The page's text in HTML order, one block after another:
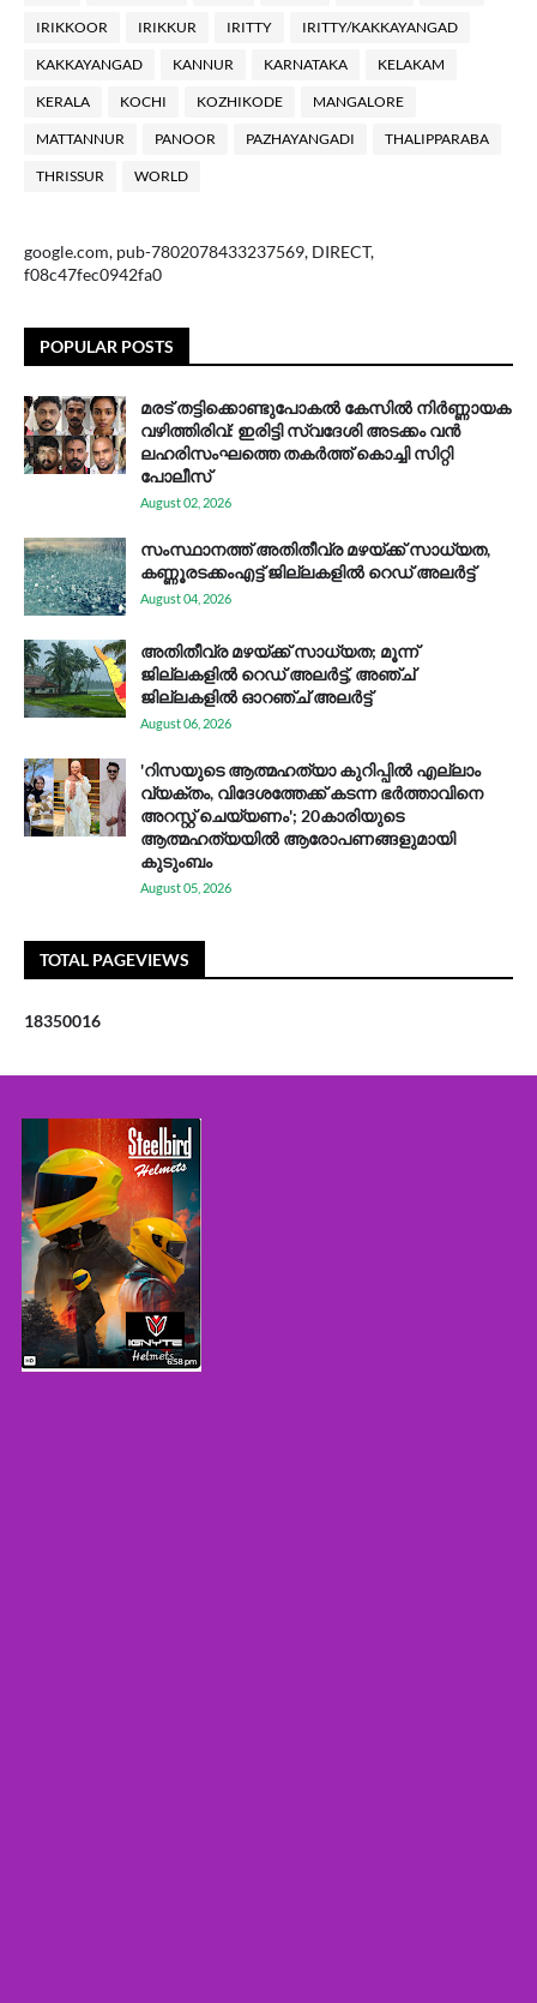
IRIKKOOR IRIKKUR IRITTY IRITTY/KAKKAYANGAD
KAKKAYANGAD KANNUR KARNATAKA KELAKAM
KERALA KOCHI KOZHIKODE MANGALORE
MATTANNUR PANOOR PAZHAYANGADI THALIPPARABA
THRISSUR WORLD
google.com, pub-7802078433237569, DIRECT,
f08c47fec0942fa0
POPULAR POSTS
മരട് തട്ടിക്കൊണ്ടുപോകൽ കേസിൽ നിർണ്ണായക
വഴിത്തിരിവ്: ഇരിട്ടി സ്വദേശി അടക്കം വൻ
ലഹരിസംഘത്തെ തകർത്ത് കൊച്ചി സിറ്റി
പോലീസ്
August 02, 2026
സം​സ്ഥാ​ന​ത്ത് അ​തി​തീ​വ്ര മ​ഴ​യ്ക്ക് സാ​ധ്യ​ത,
കണ്ണൂരടക്കംഎ​ട്ട് ജി​ല്ല​ക​ളി​ൽ റെ​ഡ് അ​ലർ​ട്ട്
August 04, 2026
അതിതീവ്ര മഴയ്ക്ക് സാധ്യത; മൂന്ന്
ജില്ലകളിൽ റെഡ് അലർട്ട്, അഞ്ച്
ജില്ലകളിൽ ഓറഞ്ച് അലർട്ട്
August 06, 2026
'റിസയുടെ ആത്മഹത്യാ കുറിപ്പിൽ എല്ലാം
വ്യക്തം, വിദേശത്തേക്ക് കടന്ന ഭർത്താവിനെ
അറസ്റ്റ് ചെയ്യണം'; 20കാരിയുടെ
ആത്മഹത്യയിൽ ആരോപണങ്ങളുമായി
കുടുംബം
August 05, 2026
TOTAL PAGEVIEWS
18350016